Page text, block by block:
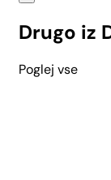
Drugo iz
Poglej vse